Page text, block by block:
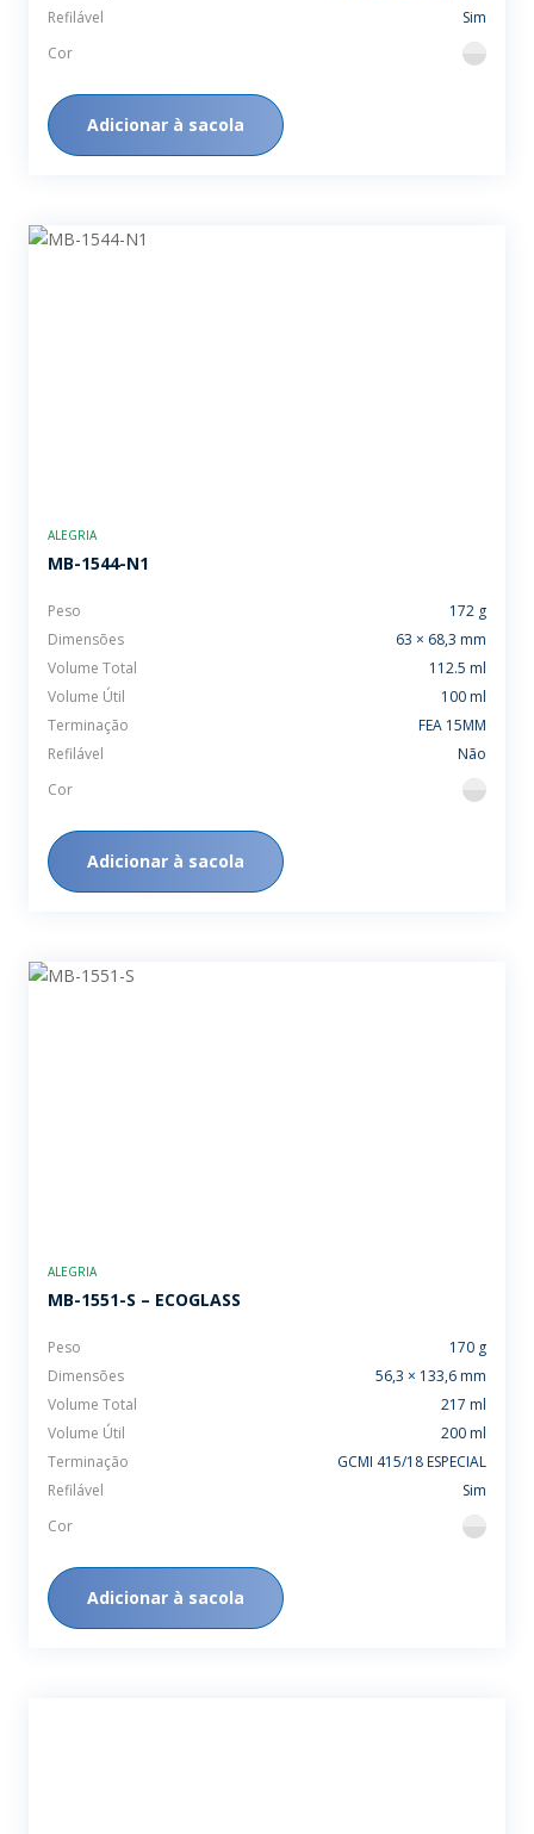
Refilável
Sim
Cor
flint
Adicionar à sacola
ALEGRIA
MB-1544-N1
Peso
172 g
Dimensões
63 × 68,3 mm
Volume Total
112.5 ml
Volume Útil
100 ml
Terminação
FEA 15MM
Refilável
Não
Cor
flint
Adicionar à sacola
ALEGRIA
MB-1551-S – ECOGLASS
Peso
170 g
Dimensões
56,3 × 133,6 mm
Volume Total
217 ml
Volume Útil
200 ml
Terminação
GCMI 415/18 ESPECIAL
Refilável
Sim
Cor
flint
Adicionar à sacola